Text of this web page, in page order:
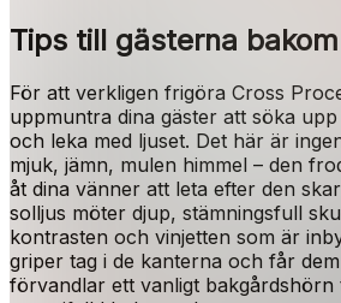
Tips till gästerna
För att verkligen frigöra Cross
uppmuntra dina gäster att söka
och leka med ljuset. Det här är
mjuk, jämn, mulen himmel – den
åt dina vänner att leta efter den
solljus möter djup, stämningsfull
kontrasten och vinjetten som är
griper tag i de kanterna och får
förvandlar ett vanligt bakgårdshörn